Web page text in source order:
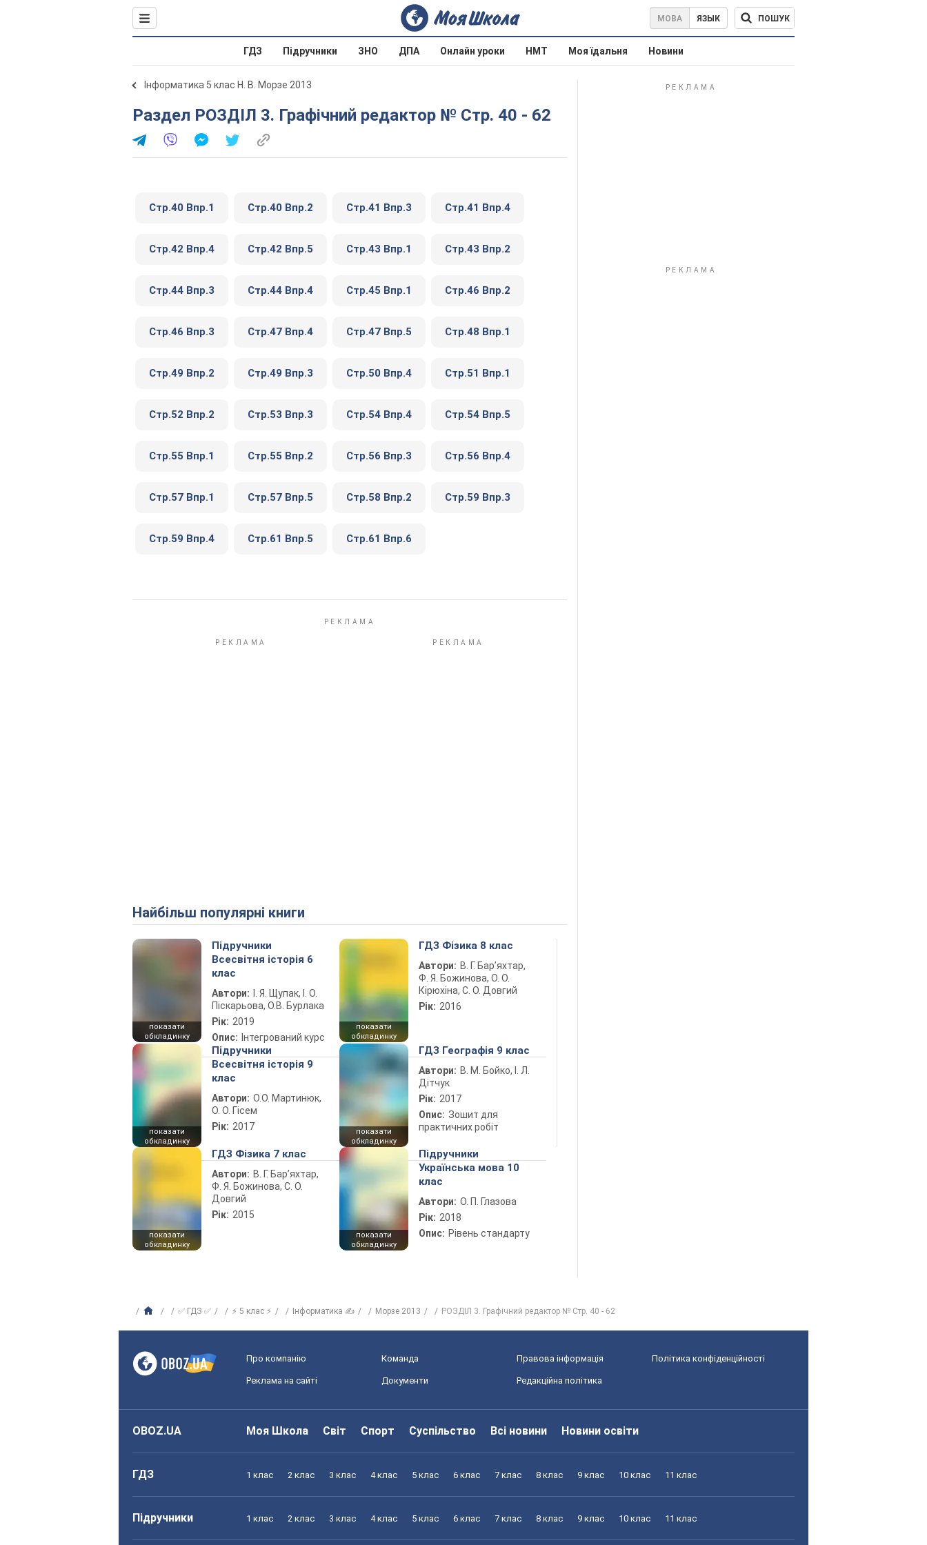
МОВА ЯЗЫК ПОШУК
ГДЗ Підручники ЗНО ДПА Онлайн уроки НМТ Моя їдальня Новини
Інформатика 5 клас Н. В. Морзе 2013
Раздел РОЗДІЛ 3. Графічний редактор № Стр. 40 - 62
Стр.40 Впр.1 Стр.40 Впр.2 Стр.41 Впр.3 Стр.41 Впр.4
Стр.42 Впр.4 Стр.42 Впр.5 Стр.43 Впр.1 Стр.43 Впр.2
Стр.44 Впр.3 Стр.44 Впр.4 Стр.45 Впр.1 Стр.46 Впр.2
Стр.46 Впр.3 Стр.47 Впр.4 Стр.47 Впр.5 Стр.48 Впр.1
Стр.49 Впр.2 Стр.49 Впр.3 Стр.50 Впр.4 Стр.51 Впр.1
Стр.52 Впр.2 Стр.53 Впр.3 Стр.54 Впр.4 Стр.54 Впр.5
Стр.55 Впр.1 Стр.55 Впр.2 Стр.56 Впр.3 Стр.56 Впр.4
Стр.57 Впр.1 Стр.57 Впр.5 Стр.58 Впр.2 Стр.59 Впр.3
Стр.59 Впр.4 Стр.61 Впр.5 Стр.61 Впр.6
Найбільш популярні книги
показати
обкладинку
Підручники
Всесвітня історія 6
клас
Автори:
І. Я. Щупак, І. О.
Піскарьова, О.В. Бурлака
Рік: 2019
Опис: Інтегрований курс
показати
обкладинку
ГДЗ Фізика 8 клас
Автори: В. Г. Бар’яхтар,
Ф. Я. Божинова, О. О.
Кірюхіна, С. О. Довгий
Рік: 2016
показати
обкладинку
Підручники
Всесвітня історія 9
клас
Автори: О.О. Мартинюк,
О. О. Гісем
Рік: 2017
показати
обкладинку
ГДЗ Географія 9 клас
Автори: В. М. Бойко, І. Л.
Дітчук
Рік: 2017
Опис: Зошит для
практичних робіт
показати
обкладинку
ГДЗ Фізика 7 клас
Автори: В. Г. Бар’яхтар,
Ф. Я. Божинова, С. О.
Довгий
Рік: 2015
показати
обкладинку
Підручники
Українська мова 10
клас
Автори: О. П. Глазова
Рік: 2018
Опис: Рівень стандарту
✅ ГДЗ ✅ ⚡ 5 клас ⚡ Інформатика ✍ Морзе 2013 РОЗДІЛ 3. Графічний редактор № Стр. 40 - 62
Про компанію Команда Правова інформація Політика конфіденційності
Реклама на сайті Документи Редакційна політика
OBOZ.UA Моя Школа Світ Спорт Суспільство Всі новини Новини освіти
ГДЗ 1 клас 2 клас 3 клас 4 клас 5 клас 6 клас 7 клас 8 клас 9 клас 10 клас 11 клас
Підручники 1 клас 2 клас 3 клас 4 клас 5 клас 6 клас 7 клас 8 клас 9 клас 10 клас 11 клас